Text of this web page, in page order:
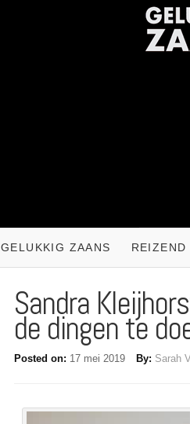
GELUKKIG ZAANS
Sandra
de dingen te
Posted on: 17 mei 2019 By: Sarah